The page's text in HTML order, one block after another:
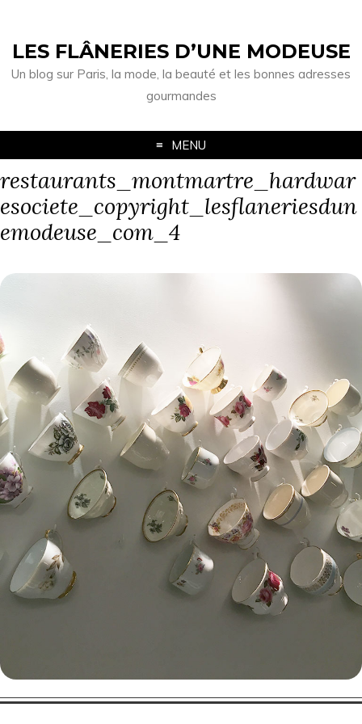
LES FLÂNERIES D’UNE MODEUSE
Un blog sur Paris, la mode, la beauté et les bonnes adresses
gourmandes
MENU
restaurants_montmartre_hardwar
esociete_copyright_lesflaneriesdun
emodeuse_com_4